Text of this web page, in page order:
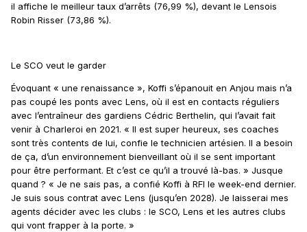
il affiche le meilleur taux d’arrêts (76,99 %), devant le Lensois
Robin Risser (73,86 %).
Le SCO veut le garder
Évoquant « une renaissance », Koffi s’épanouit en Anjou mais n’a
pas coupé les ponts avec Lens, où il est en contacts réguliers
avec l’entraîneur des gardiens Cédric Berthelin, qui l’avait fait
venir à Charleroi en 2021. « Il est super heureux, ses coaches
sont très contents de lui, confie le technicien artésien. Il a besoin
de ça, d’un environnement bienveillant où il se sent important
pour être performant. Et c’est ce qu’il a trouvé là-bas. » Jusque
quand ? « Je ne sais pas, a confié Koffi à RFI le week-end dernier.
Je suis sous contrat avec Lens (jusqu’en 2028). Je laisserai mes
agents décider avec les clubs : le SCO, Lens et les autres clubs
qui vont frapper à la porte. »